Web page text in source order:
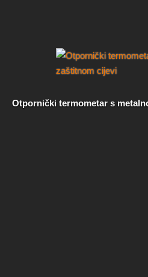
Otpornički termometar s